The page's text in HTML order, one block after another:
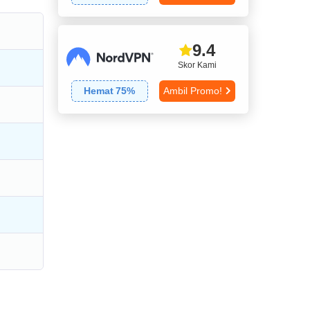
Skor Kami
9.4
Hemat 75% Ambil Promo!